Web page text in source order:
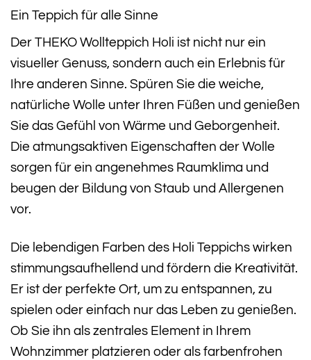
Ein Teppich für alle Sinne
Der THEKO Wollteppich Holi ist nicht nur ein
visueller Genuss, sondern auch ein Erlebnis für
Ihre anderen Sinne. Spüren Sie die weiche,
natürliche Wolle unter Ihren Füßen und genießen
Sie das Gefühl von Wärme und Geborgenheit.
Die atmungsaktiven Eigenschaften der Wolle
sorgen für ein angenehmes Raumklima und
beugen der Bildung von Staub und Allergenen
vor.
Die lebendigen Farben des Holi Teppichs wirken
stimmungsaufhellend und fördern die Kreativität.
Er ist der perfekte Ort, um zu entspannen, zu
spielen oder einfach nur das Leben zu genießen.
Ob Sie ihn als zentrales Element in Ihrem
Wohnzimmer platzieren oder als farbenfrohen